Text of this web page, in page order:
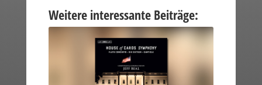
Weitere interessante Beiträge: